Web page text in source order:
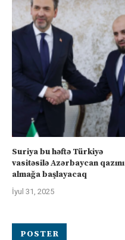
Suriya bu həftə Türkiyə
vasitəsilə Azərbaycan qazını
almağa başlayacaq
İyul 31, 2025
POSTER